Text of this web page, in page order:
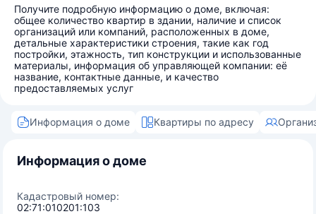
Получите подробную информацию о доме, включая:
общее количество квартир в здании, наличие и список
организаций или компаний, расположенных в доме,
детальные характеристики строения, такие как год
постройки, этажность, тип конструкции и использованные
материалы, информация об управляющей компании: её
название, контактные данные, и качество
предоставляемых услуг
Информация о доме Квартиры по адресу
Информация о доме
Кадастровый номер:
02:71:010201:103